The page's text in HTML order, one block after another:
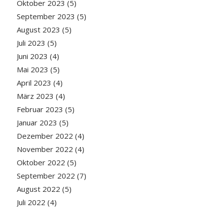
Oktober 2023 (5)
September 2023 (5)
August 2023 (5)
Juli 2023 (5)
Juni 2023 (4)
Mai 2023 (5)
April 2023 (4)
März 2023 (4)
Februar 2023 (5)
Januar 2023 (5)
Dezember 2022 (4)
November 2022 (4)
Oktober 2022 (5)
September 2022 (7)
August 2022 (5)
Juli 2022 (4)